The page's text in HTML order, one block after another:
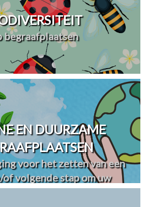
begraafplaatsen
EN DUURZAME
voor het zetten van een
volgende stap om uw
te vergroenen en